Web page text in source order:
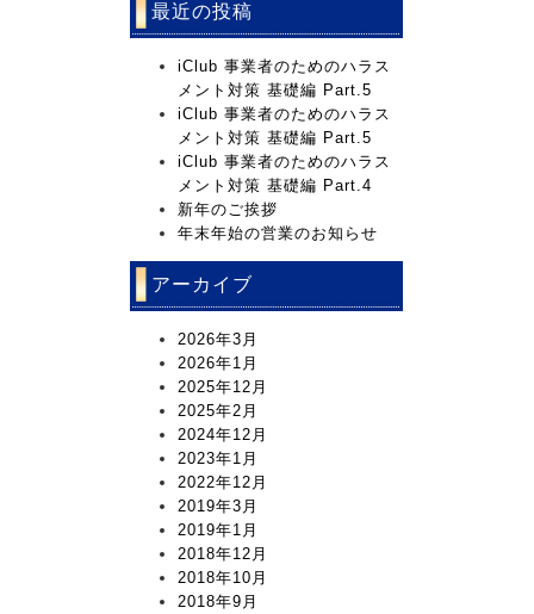
最近の投稿
iClub 事業者のためのハラス
メント対策 基礎編 Part.5
iClub 事業者のためのハラス
メント対策 基礎編 Part.5
iClub 事業者のためのハラス
メント対策 基礎編 Part.4
新年のご挨拶
年末年始の営業のお知らせ
アーカイブ
2026年3月
2026年1月
2025年12月
2025年2月
2024年12月
2023年1月
2022年12月
2019年3月
2019年1月
2018年12月
2018年10月
2018年9月